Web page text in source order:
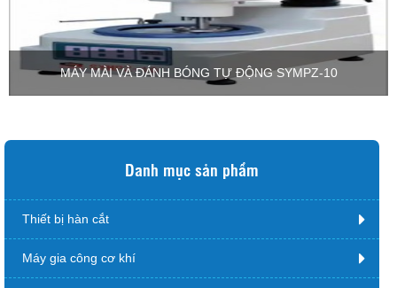
MÁY MÀI VÀ ĐÁNH BÓNG TỰ ĐỘNG SYMPZ-10
Danh mục sản phẩm
Thiết bị hàn cắt
Máy gia công cơ khí